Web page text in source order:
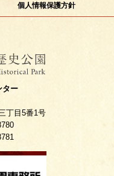
個人情報保護方針
ター
丁目5番1号